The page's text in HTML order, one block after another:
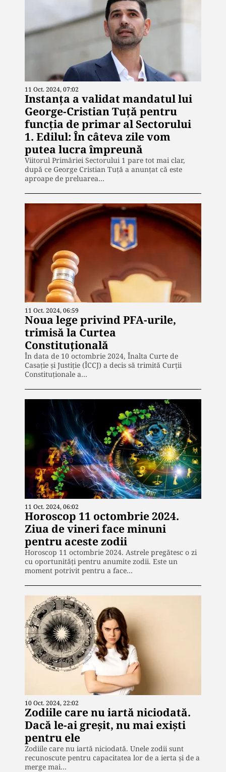
11 Oct. 2024, 07:02
Instanţa a validat mandatul lui
George-Cristian Tuţă pentru
funcţia de primar al Sectorului
1. Edilul: În câteva zile vom
putea lucra împreună
Viitorul Primăriei Sectorului 1 pare tot mai clar,
după ce George Cristian Tuță a anunțat că este
aproape de preluarea…
11 Oct. 2024, 06:59
Noua lege privind PFA-urile,
trimisă la Curtea
Constituțională
În data de 10 octombrie 2024, Înalta Curte de
Casație și Justiție (ÎCCJ) a decis să trimită Curții
Constituționale a…
11 Oct. 2024, 06:02
Horoscop 11 octombrie 2024.
Ziua de vineri face minuni
pentru aceste zodii
Horoscop 11 octombrie 2024. Astrele pregătesc o zi
cu oportunități pentru anumite zodii. Este un
moment potrivit pentru a face…
10 Oct. 2024, 22:02
Zodiile care nu iartă niciodată.
Dacă le-ai greșit, nu mai exiști
pentru ele
Zodiile care nu iartă niciodată. Unele zodii sunt
recunoscute pentru capacitatea lor de a ierta și de a
merge mai…